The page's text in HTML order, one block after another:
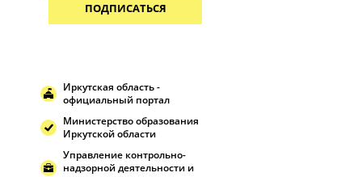
ПОДПИСАТЬСЯ
Иркутская область -
официальный портал
Министерство образования
Иркутской области
Управление контрольно-
надзорной деятельности и